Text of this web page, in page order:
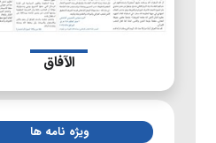
الآفاق
ویژه نامه ها